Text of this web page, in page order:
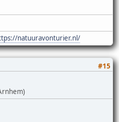
natuuravonturier.nl/
#15